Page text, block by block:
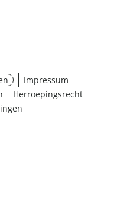
Impressum
Herroepingsrecht